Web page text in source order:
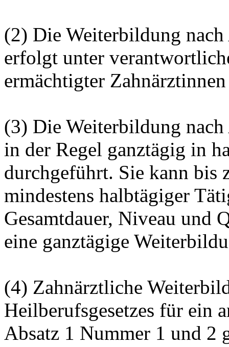
(2) Die Weiterbildung
erfolgt unter
ermächtigter
(3) Die Weiterbildung
in der Regel ganztägig in
durchgeführt. Sie kann bis
mindestens halbtägiger
Gesamtdauer, Niveau und
eine ganztägige
(4) Zahnärztliche
Heilberufsgesetzes für ein
Absatz 1 Nummer 1 und 2